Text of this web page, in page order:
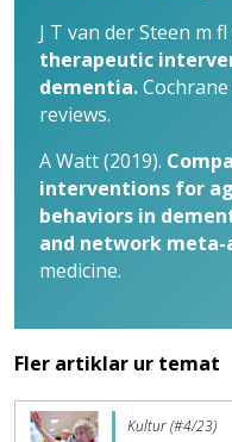
J T van der Steen m fl
therapeutic
dementia.
reviews.
A Watt (2019).
interventions for
behaviors in
and network meta-
medicine.
Fler artiklar ur temat
Kultur (#4/23)